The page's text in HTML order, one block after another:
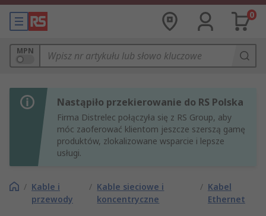
0
MPN
Nastąpiło przekierowanie do RS Polska
Firma Distrelec połączyła się z RS Group, aby
móc zaoferować klientom jeszcze szerszą gamę
produktów, zlokalizowane wsparcie i lepsze
usługi.
/ Kable i
przewody
/ Kable sieciowe i
koncentryczne
/ Kabel
Ethernet